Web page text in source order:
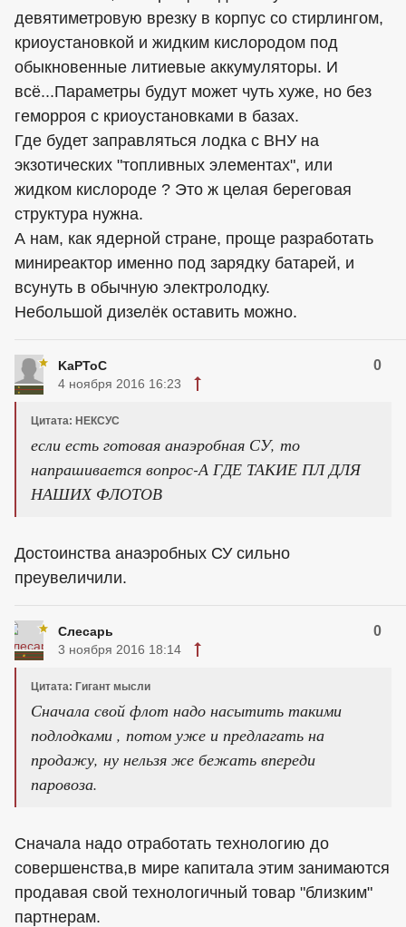
девятиметровую врезку в корпус со стирлингом,
криоустановкой и жидким кислородом под
обыкновенные литиевые аккумуляторы. И
всё...Параметры будут может чуть хуже, но без
геморроя с криоустановками в базах.
Где будет заправляться лодка с ВНУ на
экзотических "топливных элементах", или
жидком кислороде ? Это ж целая береговая
структура нужна.
А нам, как ядерной стране, проще разработать
миниреактор именно под зарядку батарей, и
всунуть в обычную электролодку.
Небольшой дизелёк оставить можно.
KaPToC 0
4 ноября 2016 16:23
Цитата: НЕКСУС
если есть готовая анаэробная СУ, то
напрашивается вопрос-А ГДЕ ТАКИЕ ПЛ ДЛЯ
НАШИХ ФЛОТОВ
Достоинства анаэробных СУ сильно
преувеличили.
Слесарь 0
3 ноября 2016 18:14
Цитата: Гигант мысли
Сначала свой флот надо насытить такими
подлодками , потом уже и предлагать на
продажу, ну нельзя же бежать впереди
паровоза.
Сначала надо отработать технологию до
совершенства,в мире капитала этим занимаются
продавая свой технологичный товар "близким"
партнерам.